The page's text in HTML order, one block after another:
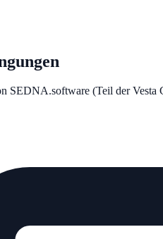
SEDNA.software (Teil der Vesta